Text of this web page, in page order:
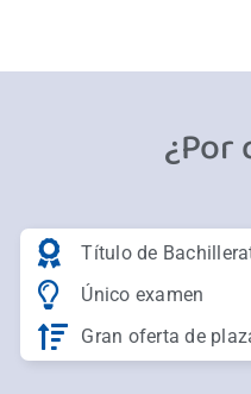
Título de
Único examen
Gran oferta de